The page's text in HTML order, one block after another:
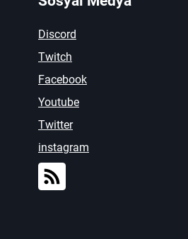
Discord
Twitch
Facebook
Youtube
Twitter
instagram